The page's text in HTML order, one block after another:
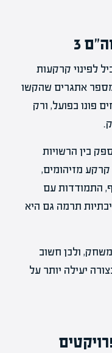
3
להוביל לפינוי קרקעות
בפני מספר אתגרים שהקשו
רק 65% מהשטחים פונו בפועל, ורק
בין הרשויות
קרקע מזיהומים,
התמודדות עם
תרמה גם היא
ולכן חשוב
יעילה יותר על